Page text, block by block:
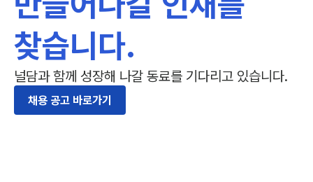
찾습니다.
널담과 함께 성장해 나갈 동료를 기다리고 있습니다.
채용 공고 바로가기